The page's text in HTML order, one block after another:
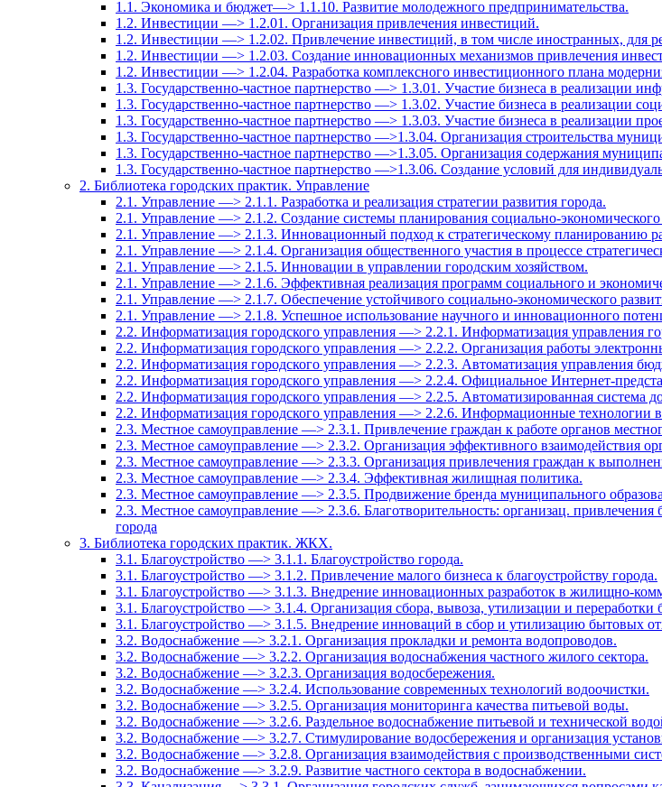
1.1. Экономика и бюджет—> 1.1.10. Развитие молодежного предпринимательства.
1.2. Инвестиции —> 1.2.01. Организация привлечения инвестиций.
1.2. Инвестиции —> 1.2.02. Привлечение инвестиций, в том числе иностранных, для
1.2. Инвестиции —> 1.2.03. Создание инновационных механизмов привлечения
1.2. Инвестиции —> 1.2.04. Разработка комплексного инвестиционного плана
1.3. Государственно-частное партнерство —> 1.3.01. Участие бизнеса в реализации
1.3. Государственно-частное партнерство —> 1.3.02. Участие бизнеса в реализации
1.3. Государственно-частное партнерство —> 1.3.03. Участие бизнеса в реализации
1.3. Государственно-частное партнерство —>1.3.04. Организация строительства
1.3. Государственно-частное партнерство —>1.3.05. Организация содержания
1.3. Государственно-частное партнерство —>1.3.06. Создание условий для
2. Библиотека городских практик. Управление
2.1. Управление —> 2.1.1. Разработка и реализация стратегии развития города.
2.1. Управление —> 2.1.2. Создание системы планирования социально-
2.1. Управление —> 2.1.3. Инновационный подход к стратегическому планированию
2.1. Управление —> 2.1.4. Организация общественного участия в процессе
2.1. Управление —> 2.1.5. Инновации в управлении городским хозяйством.
2.1. Управление —> 2.1.6. Эффективная реализация программ социального и
2.1. Управление —> 2.1.7. Обеспечение устойчивого социально-экономического
2.1. Управление —> 2.1.8. Успешное использование научного и инновационного
2.2. Информатизация городского управления —> 2.2.1. Информатизация управления
2.2. Информатизация городского управления —> 2.2.2. Организация работы
2.2. Информатизация городского управления —> 2.2.3. Автоматизация управления
2.2. Информатизация городского управления —> 2.2.4. Официальное Интернет-
2.2. Информатизация городского управления —> 2.2.5. Автоматизированная система
2.2. Информатизация городского управления —> 2.2.6. Информационные технологии
2.3. Местное самоуправление —> 2.3.1. Привлечение граждан к работе органов
2.3. Местное самоуправление —> 2.3.2. Организация эффективного взаимодействия
2.3. Местное самоуправление —> 2.3.3. Организация привлечения граждан к
2.3. Местное самоуправление —> 2.3.4. Эффективная жилищная политика.
2.3. Местное самоуправление —> 2.3.5. Продвижение бренда муниципального
2.3. Местное самоуправление —> 2.3.6. Благотворительность: организац.
города
3. Библиотека городских практик. ЖКХ.
3.1. Благоустройство —> 3.1.1. Благоустройство города.
3.1. Благоустройство —> 3.1.2. Привлечение малого бизнеса к благоустройству города.
3.1. Благоустройство —> 3.1.3. Внедрение инновационных разработок в жилищно-
3.1. Благоустройство —> 3.1.4. Организация сбора, вывоза, утилизации и
3.1. Благоустройство —> 3.1.5. Внедрение инноваций в сбор и утилизацию бытовых
3.2. Водоснабжение —> 3.2.1. Организация прокладки и ремонта водопроводов.
3.2. Водоснабжение —> 3.2.2. Организация водоснабжения частного жилого сектора.
3.2. Водоснабжение —> 3.2.3. Организация водосбережения.
3.2. Водоснабжение —> 3.2.4. Использование современных технологий водоочистки.
3.2. Водоснабжение —> 3.2.5. Организация мониторинга качества питьевой воды.
3.2. Водоснабжение —> 3.2.6. Раздельное водоснабжение питьевой и технической
3.2. Водоснабжение —> 3.2.7. Стимулирование водосбережения и организация
3.2. Водоснабжение —> 3.2.8. Организация взаимодействия с производственными
3.2. Водоснабжение —> 3.2.9. Развитие частного сектора в водоснабжении.